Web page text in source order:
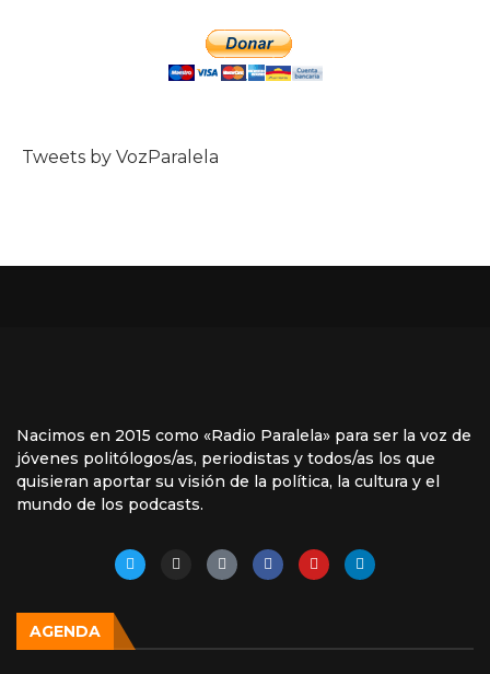
Tweets by VozParalela
Nacimos en 2015 como «Radio Paralela» para ser la voz de
jóvenes politólogos/as, periodistas y todos/as los que
quisieran aportar su visión de la política, la cultura y el
mundo de los podcasts.
AGENDA